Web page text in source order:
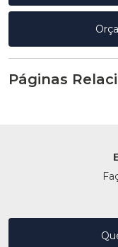
Páginas